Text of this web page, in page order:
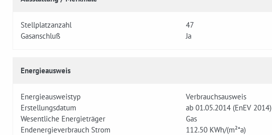
Stellplatzanzahl
47
Gasanschluß
Ja
Energieausweis
Energieausweistyp
Verbrauchsausweis
Erstellungsdatum
ab 01.05.2014 (EnEV 2014)
Wesentliche Energieträger
Gas
Endenergieverbrauch Strom
112.50 KWh/(m²*a)